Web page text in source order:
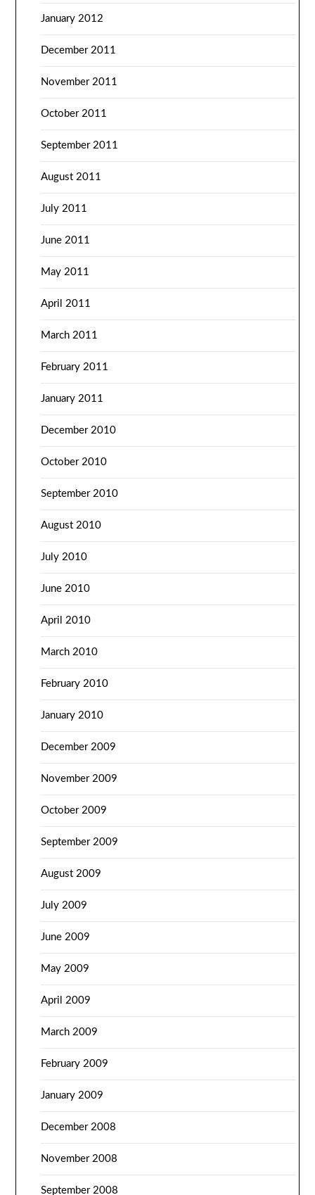
January 2012
December 2011
November 2011
October 2011
September 2011
August 2011
July 2011
June 2011
May 2011
April 2011
March 2011
February 2011
January 2011
December 2010
October 2010
September 2010
August 2010
July 2010
June 2010
April 2010
March 2010
February 2010
January 2010
December 2009
November 2009
October 2009
September 2009
August 2009
July 2009
June 2009
May 2009
April 2009
March 2009
February 2009
January 2009
December 2008
November 2008
September 2008